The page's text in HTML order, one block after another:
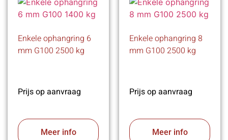
Enkele ophangring 6
mm G100 2500 kg
Prijs op aanvraag
Meer info
Enkele ophangring 8
mm G100 2500 kg
Prijs op aanvraag
Meer info